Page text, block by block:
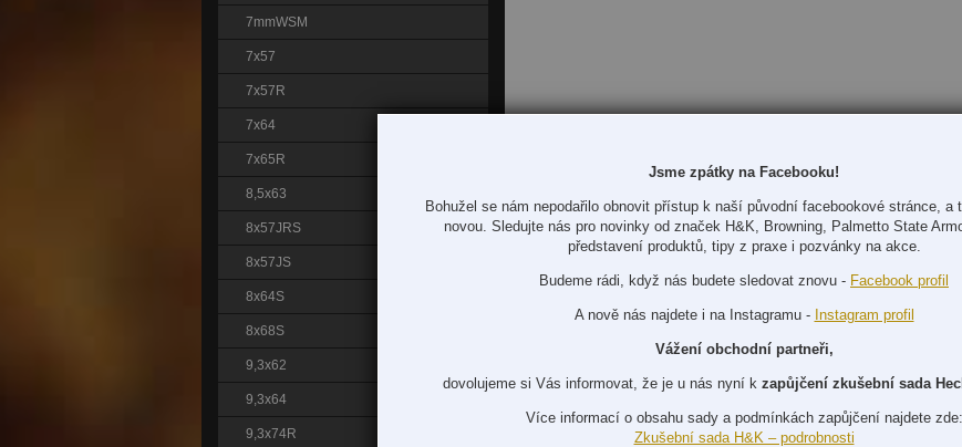
7mmWSM
7x57
7x57R
7x64
7x65R
8,5x63
8x57JRS
8x57JS
8x64S
8x68S
9,3x62
9,3x64
9,3x74R
Jsme zpátky na Facebooku!
Bohužel se nám nepodařilo obnovit přístup k naší původní facebookové stránce, a
novou. Sledujte nás pro novinky od značek H&K, Browning, Palmetto State
představení produktů, tipy z praxe i pozvánky na akce.
Budeme rádi, když nás budete sledovat znovu - Facebook profil
A nově nás najdete i na Instagramu - Instagram profil
Vážení obchodní partneři,
dovolujeme si Vás informovat, že je u nás nyní k zapůjčení zkušební sada
Více informací o obsahu sady a podmínkách zapůjčení najdete zde:
Zkušební sada H&K – podrobnosti